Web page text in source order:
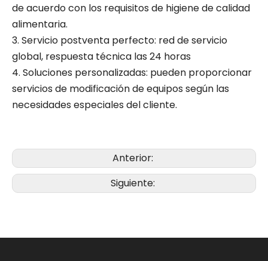
de acuerdo con los requisitos de higiene de calidad
alimentaria.
3. Servicio postventa perfecto: red de servicio
global, respuesta técnica las 24 horas
4. Soluciones personalizadas: pueden proporcionar
servicios de modificación de equipos según las
necesidades especiales del cliente.
Anterior:
Siguiente: